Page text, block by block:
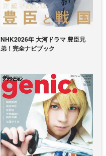
NHK2026年 大河ドラマ 豊臣兄
弟！完全ナビブック